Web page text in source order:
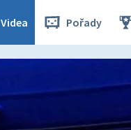
Videa Pořady